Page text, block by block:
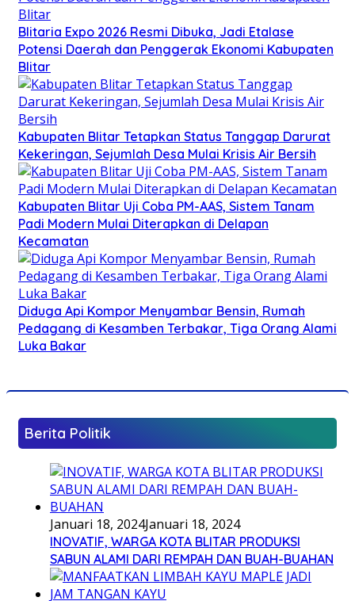
Blitaria Expo 2026 Resmi Dibuka, Jadi Etalase
Potensi Daerah dan Penggerak Ekonomi Kabupaten
Blitar
Kabupaten Blitar Tetapkan Status Tanggap Darurat
Kekeringan, Sejumlah Desa Mulai Krisis Air Bersih
Kabupaten Blitar Uji Coba PM-AAS, Sistem Tanam
Padi Modern Mulai Diterapkan di Delapan
Kecamatan
Diduga Api Kompor Menyambar Bensin, Rumah
Pedagang di Kesamben Terbakar, Tiga Orang Alami
Luka Bakar
Berita Politik
Januari 18, 2024Januari 18, 2024
INOVATIF, WARGA KOTA BLITAR PRODUKSI
SABUN ALAMI DARI REMPAH DAN BUAH-BUAHAN